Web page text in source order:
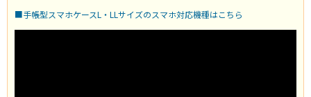
■手帳型スマホケースL・LLサイズのスマホ対応機種はこちら